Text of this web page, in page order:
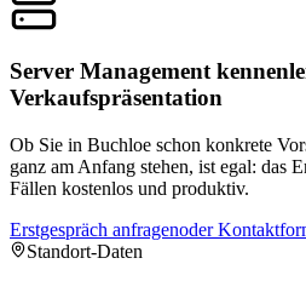
Server Management
Verkaufspräsentation
Ob Sie in Buchloe schon konkrete
ganz am Anfang stehen, ist egal: das
Fällen kostenlos und produktiv.
Erstgespräch anfragenoder
Standort-Daten